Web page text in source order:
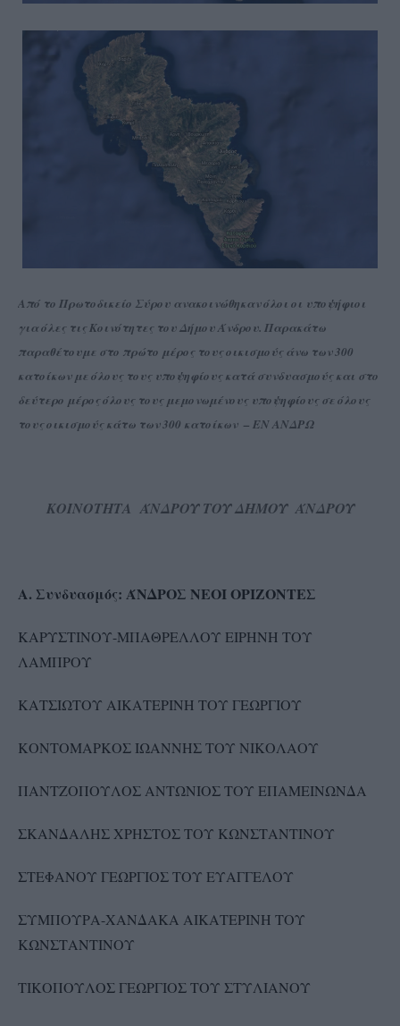
Από το Πρωτοδικείο Σύρου ανακοινώθηκαν όλοι οι υποψήφιοι
για όλες τις Κοινότητες του Δήμου Άνδρου. Παρακάτω
παραθέτουμε στο πρώτο μέρος τους οικισμούς άνω των 300
κατοίκων με όλους τους υποψηφίους κατά συνδυασμούς και στο
δεύτερο μέρος όλους τους μεμονωμένους υποψηφίους σε όλους
τους οικισμούς κάτω των 300 κατοίκων – ΕΝ ΑΝΔΡΩ
ΚΟΙΝΟΤΗΤΑ ΆΝΔΡΟΥ ΤΟΥ ΔΗΜΟΥ ΆΝΔΡΟΥ
Α. Συνδυασμός: ΆΝΔΡΟΣ ΝΕΟΙ ΟΡΙΖΟΝΤΕΣ
ΚΑΡΥΣΤΙΝΟΥ-ΜΠΑΘΡΕΛΛΟΥ ΕΙΡΗΝΗ ΤΟΥ
ΛΑΜΠΡΟΥ
ΚΑΤΣΙΩΤΟΥ ΑΙΚΑΤΕΡΙΝΗ ΤΟΥ ΓΕΩΡΓΙΟΥ
ΚΟΝΤΟΜΑΡΚΟΣ ΙΩΑΝΝΗΣ ΤΟΥ ΝΙΚΟΛΑΟΥ
ΠΑΝΤΖΟΠΟΥΛΟΣ ΑΝΤΩΝΙΟΣ ΤΟΥ ΕΠΑΜΕΙΝΩΝΔΑ
ΣΚΑΝΔΑΛΗΣ ΧΡΗΣΤΟΣ ΤΟΥ ΚΩΝΣΤΑΝΤΙΝΟΥ
ΣΤΕΦΑΝΟΥ ΓΕΩΡΓΙΟΣ ΤΟΥ ΕΥΑΓΓΕΛΟΥ
ΣΥΜΠΟΥΡΑ-ΧΑΝΔΑΚΑ ΑΙΚΑΤΕΡΙΝΗ ΤΟΥ
ΚΩΝΣΤΑΝΤΙΝΟΥ
ΤΙΚΟΠΟΥΛΟΣ ΓΕΩΡΓΙΟΣ ΤΟΥ ΣΤΥΛΙΑΝΟΥ